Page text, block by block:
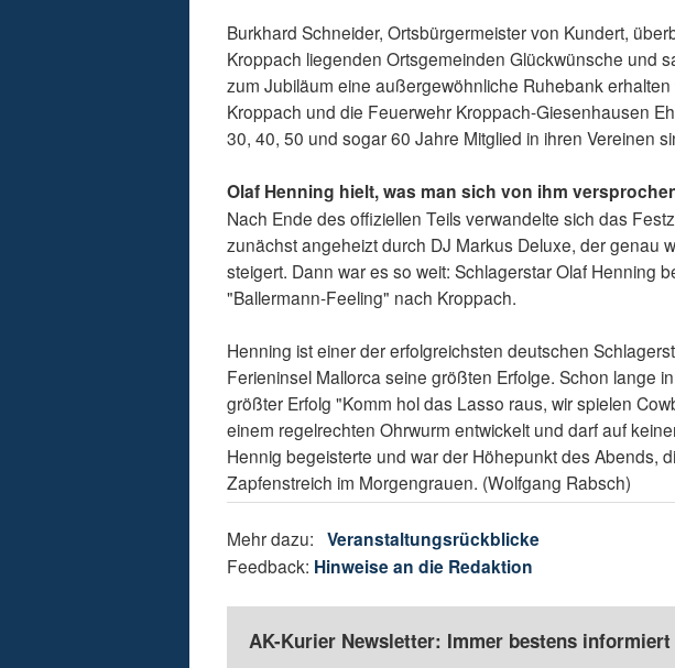
Burkhard Schneider, Ortsbürgermeister von Kundert,
Kroppach liegenden Ortsgemeinden Glückwünsche und
zum Jubiläum eine außergewöhnliche Ruhebank
Kroppach und die Feuerwehr Kroppach-Giesenhausen
30, 40, 50 und sogar 60 Jahre Mitglied in ihren Vereinen
Olaf Henning hielt, was man sich von ihm
Nach Ende des offiziellen Teils verwandelte sich das
zunächst angeheizt durch DJ Markus Deluxe, der genau
steigert. Dann war es so weit: Schlagerstar Olaf Henning
"Ballermann-Feeling" nach Kroppach.
Henning ist einer der erfolgreichsten deutschen
Ferieninsel Mallorca seine größten Erfolge. Schon lange
größter Erfolg "Komm hol das Lasso raus, wir spielen
einem regelrechten Ohrwurm entwickelt und darf auf
Hennig begeisterte und war der Höhepunkt des Abends,
Zapfenstreich im Morgengrauen. (Wolfgang Rabsch)
Mehr dazu:Veranstaltungsrückblicke
Feedback: Hinweise an die Redaktion
AK-Kurier Newsletter: Immer bestens informiert